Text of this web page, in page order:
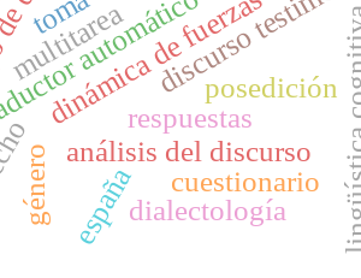
dinámica de fuerzas
análisis del discurso
posedición
automático
género
respuestas
multitarea
cuestionario
españadialectología